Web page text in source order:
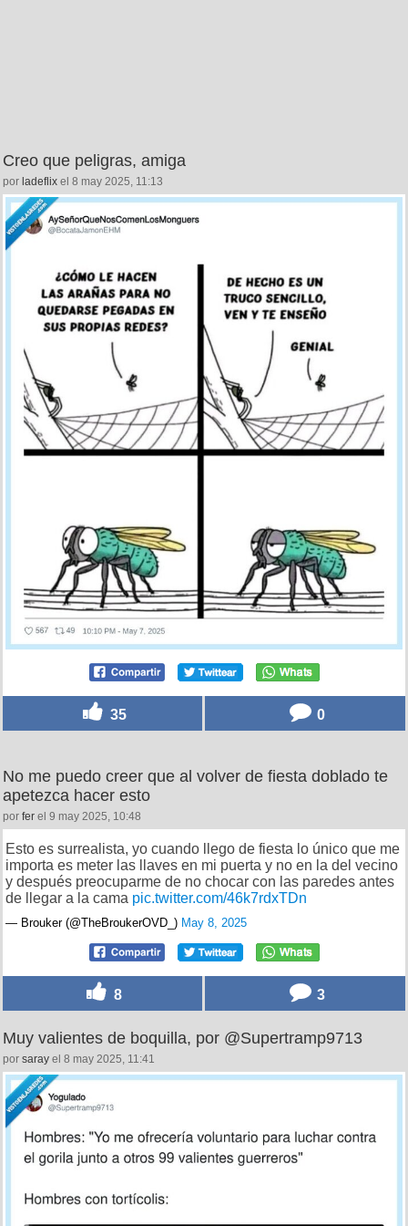
Creo que peligras, amiga
por ladeflix el 8 may 2025, 11:13
35 0
No me puedo creer que al volver de fiesta doblado te
apetezca hacer esto
por fer el 9 may 2025, 10:48
Esto es surrealista, yo cuando llego de fiesta lo único que me
importa es meter las llaves en mi puerta y no en la del vecino
y después preocuparme de no chocar con las paredes antes
de llegar a la cama pic.twitter.com/46k7rdxTDn
— Brouker (@TheBroukerOVD_) May 8, 2025
8 3
Muy valientes de boquilla, por @Supertramp9713
por saray el 8 may 2025, 11:41